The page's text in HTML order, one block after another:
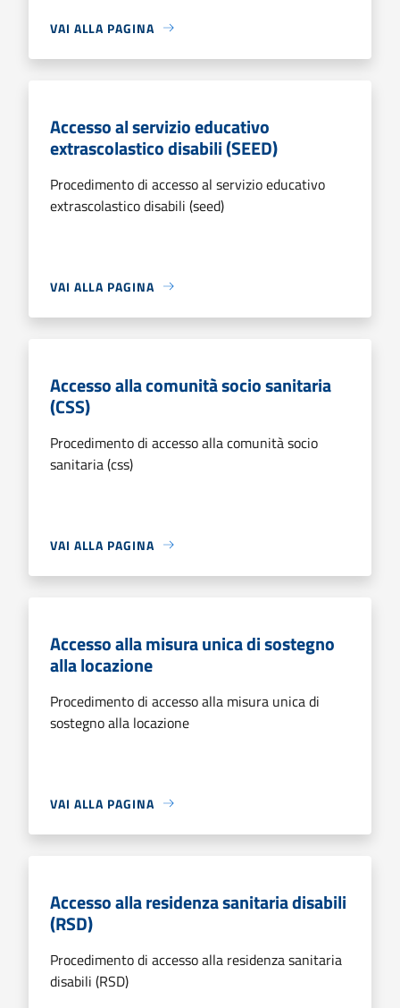
VAI ALLA PAGINA
Accesso al servizio educativo
extrascolastico disabili (SEED)
Procedimento di accesso al servizio educativo
extrascolastico disabili (seed)
VAI ALLA PAGINA
Accesso alla comunità socio sanitaria
(CSS)
Procedimento di accesso alla comunità socio
sanitaria (css)
VAI ALLA PAGINA
Accesso alla misura unica di sostegno
alla locazione
Procedimento di accesso alla misura unica di
sostegno alla locazione
VAI ALLA PAGINA
Accesso alla residenza sanitaria disabili
(RSD)
Procedimento di accesso alla residenza sanitaria
disabili (RSD)